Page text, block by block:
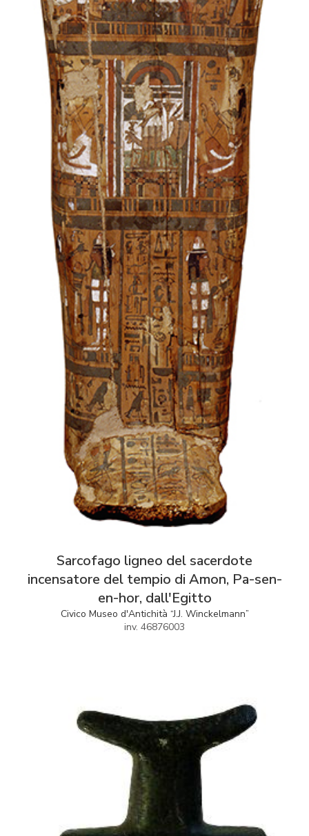
Sarcofago ligneo del sacerdote
incensatore del tempio di Amon, Pa-sen-
en-hor, dall'Egitto
Civico Museo d'Antichità “J.J. Winckelmann”
inv. 46876003